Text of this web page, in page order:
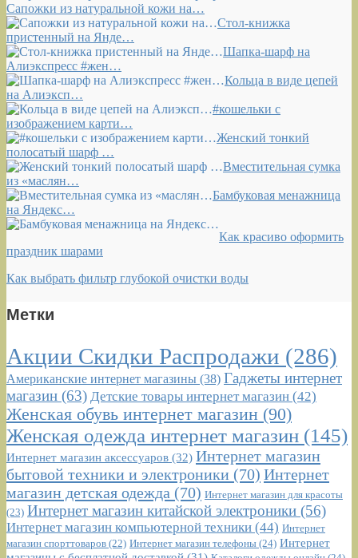
Сапожки из натуральной кожи на…
Стол-книжка
пристенный на Янде…
Шапка-шарф на
Алиэкспресс #жен…
Кольца в виде цепей
на Алиэксп…
#кошельки с
изображением карти…
Женский тонкий
полосатый шарф …
Вместительная сумка
из «маслян…
Бамбуковая менажница
на Яндекс…
Как красиво оформить
праздник шарами
Как выбрать фильтр глубокой очистки воды
Метки
Акции Скидки Распродажи (286)
Американские интернет магазины (38) Гаджеты интернет
магазин (63) Детские товары интернет магазин (42)
Женская обувь интернет магазин (90)
Женская одежда интернет магазин (145)
Интернет магазин аксессуаров (32) Интернет магазин
бытовой техники и электроники (70) Интернет
магазин детская одежда (70) Интернет магазин для красоты
(23) Интернет магазин китайской электроники (56)
Интернет магазин компьютерной техники (44) Интернет
магазин спорттоваров (22) Интернет магазин телефоны (24) Интернет